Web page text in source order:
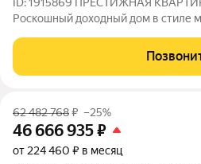
Роскошный доходный дом в стиле
квартира с правильной
линии, непосредственная близость
62 482 768₽ –25%
46 666 935₽
от 224 460 ₽ в месяц